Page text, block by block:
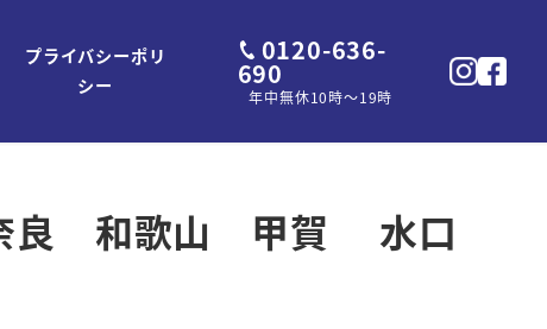
プライバシーポリ
シー
0120-636-
690
年中無休10時～19時
良 和歌山 甲賀 水口